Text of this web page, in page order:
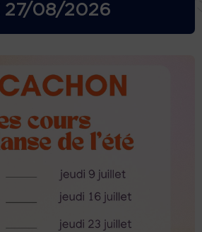
27/08/2026